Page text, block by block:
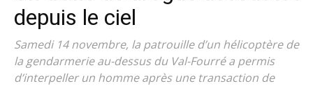
depuis le ciel
Samedi 14 novembre, la patrouille d’un hélicoptère de
la gendarmerie au-dessus du Val-Fourré a permis
d’interpeller un homme après une transaction de